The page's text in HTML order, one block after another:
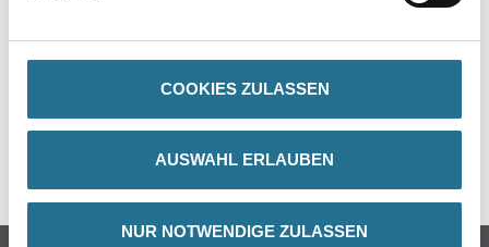
COOKIES ZULASSEN
AUSWAHL ERLAUBEN
NUR NOTWENDIGE ZULASSEN
ZUSATZINFOS
SPEZIFIKATIONEN